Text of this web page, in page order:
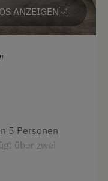
ANZEIGEN
5 Personen
über zwei